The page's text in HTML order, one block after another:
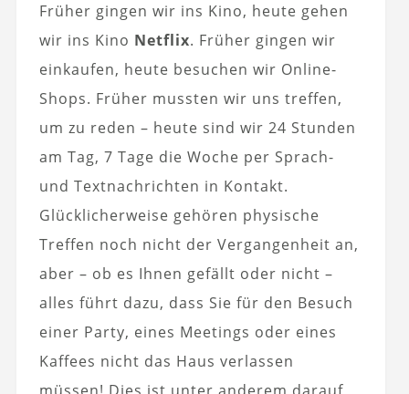
Früher gingen wir ins Kino, heute gehen
wir ins Kino Netflix. Früher gingen wir
einkaufen, heute besuchen wir Online-
Shops. Früher mussten wir uns treffen,
um zu reden – heute sind wir 24 Stunden
am Tag, 7 Tage die Woche per Sprach-
und Textnachrichten in Kontakt.
Glücklicherweise gehören physische
Treffen noch nicht der Vergangenheit an,
aber – ob es Ihnen gefällt oder nicht –
alles führt dazu, dass Sie für den Besuch
einer Party, eines Meetings oder eines
Kaffees nicht das Haus verlassen